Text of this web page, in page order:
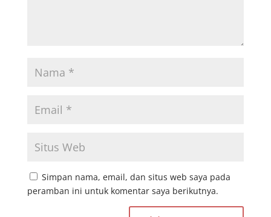
Simpan nama, email, dan situs web saya pada
peramban ini untuk komentar saya berikutnya.